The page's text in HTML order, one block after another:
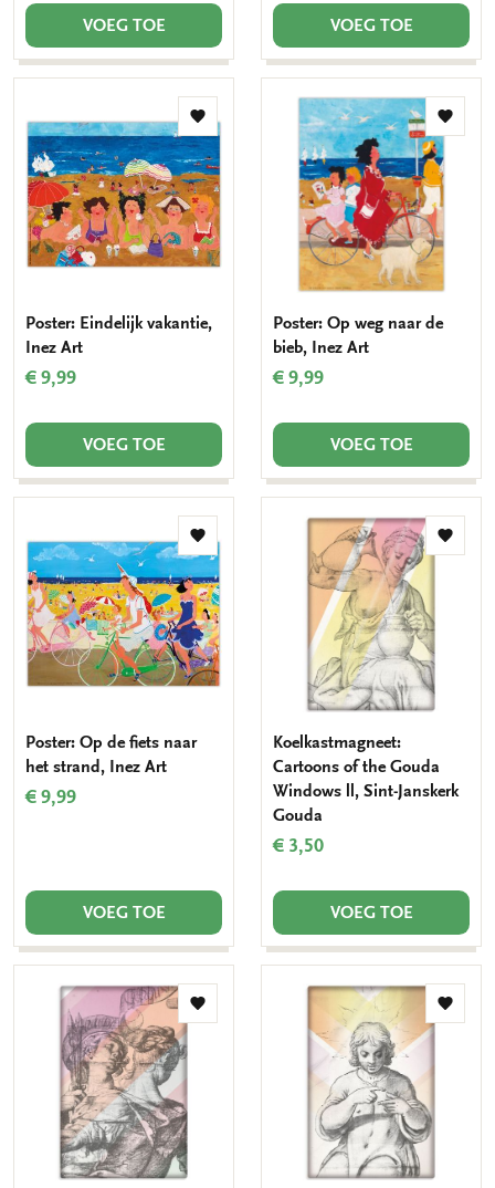
VOEG TOE VOEG TOE
Toevoegen
aan
verlanglijst
Poster: Eindelijk vakantie,
Inez Art
€ 9,99
VOEG TOE
Poster: Op weg naar de
bieb, Inez Art
€ 9,99
VOEG TOE
Toevoegen
aan
verlanglijst
Poster: Op de fiets naar
het strand, Inez Art
€ 9,99
VOEG TOE
Koelkastmagneet:
Cartoons of the Gouda
Windows ll, Sint-Janskerk
Gouda
€ 3,50
VOEG TOE
Toevoegen